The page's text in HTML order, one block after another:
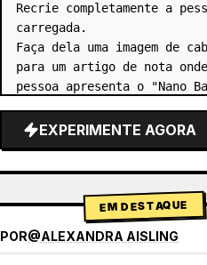
Recrie completamente a
carregada.
Faça dela uma imagem de
para um artigo de nota
pessoa apresenta o "Nano
EXPERIMENTE AGORA
EM DESTAQUE
POR@ALEXANDRA AISLING
VER RESULTADOS DE OUTROS